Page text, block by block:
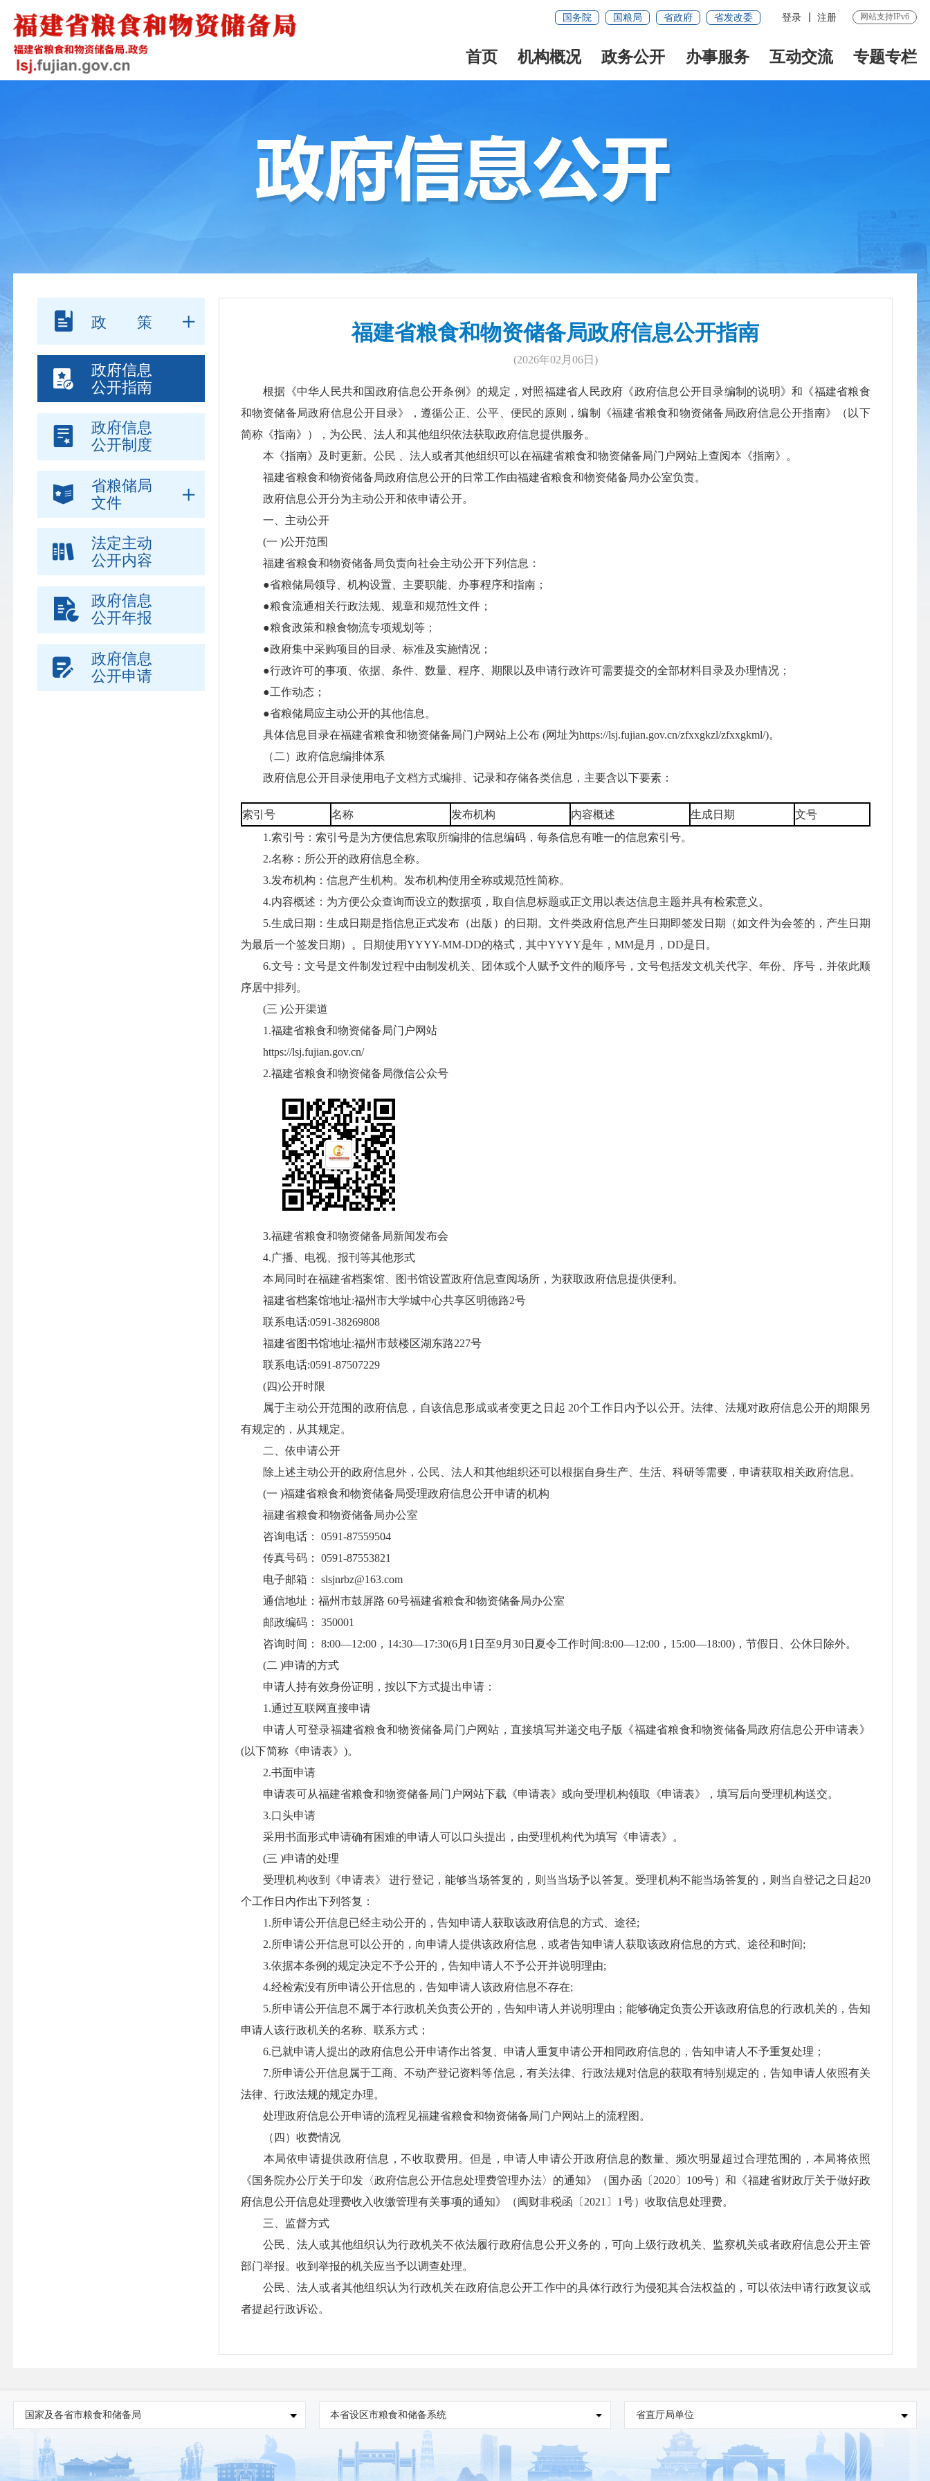
国务院 国粮局 省政府 省发改委 登录 注册 网站支持IPv6
首页 机构概况 政务公开 办事服务 互动交流 专题专栏
政 策
政府信息
公开指南
政府信息
公开制度
省粮储局
文件
法定主动
公开内容
政府信息
公开年报
政府信息
公开申请
福建省粮食和物资储备局政府信息公开指南
(2026年02月06日)
根据《中华人民共和国政府信息公开条例》的规定，对照福建省人民政府《政府信息公开目录编制的说明》和《福建省粮食
和物资储备局政府信息公开目录》，遵循公正、公平、便民的原则，编制《福建省粮食和物资储备局政府信息公开指南》（以下
简称《指南》），为公民、法人和其他组织依法获取政府信息提供服务。
本《指南》及时更新。公民 、法人或者其他组织可以在福建省粮食和物资储备局门户网站上查阅本《指南》。
福建省粮食和物资储备局政府信息公开的日常工作由福建省粮食和物资储备局办公室负责。
政府信息公开分为主动公开和依申请公开。
一、主动公开
(一 )公开范围
福建省粮食和物资储备局负责向社会主动公开下列信息：
●省粮储局领导、机构设置、主要职能、办事程序和指南；
●粮食流通相关行政法规、规章和规范性文件；
●粮食政策和粮食物流专项规划等；
●政府集中采购项目的目录、标准及实施情况；
●行政许可的事项、依据、条件、数量、程序、期限以及申请行政许可需要提交的全部材料目录及办理情况；
●工作动态；
●省粮储局应主动公开的其他信息。
具体信息目录在福建省粮食和物资储备局门户网站上公布 (网址为https://lsj.fujian.gov.cn/zfxxgkzl/zfxxgkml/)。
（二）政府信息编排体系
政府信息公开目录使用电子文档方式编排、记录和存储各类信息，主要含以下要素：
索引号 名称 发布机构 内容概述 生成日期
文号
1.索引号：索引号是为方便信息索取所编排的信息编码，每条信息有唯一的信息索引号。
2.名称：所公开的政府信息全称。
3.发布机构：信息产生机构。发布机构使用全称或规范性简称。
4.内容概述：为方便公众查询而设立的数据项，取自信息标题或正文用以表达信息主题并具有检索意义。
5.生成日期：生成日期是指信息正式发布（出版）的日期。文件类政府信息产生日期即签发日期（如文件为会签的，产生日期
为最后一个签发日期）。日期使用YYYY-MM-DD的格式，其中YYYY是年，MM是月，DD是日。
6.文号：文号是文件制发过程中由制发机关、团体或个人赋予文件的顺序号，文号包括发文机关代字、年份、序号，并依此顺
序居中排列。
(三 )公开渠道
1.福建省粮食和物资储备局门户网站
https://lsj.fujian.gov.cn/
2.福建省粮食和物资储备局微信公众号
3.福建省粮食和物资储备局新闻发布会
4.广播、电视、报刊等其他形式
本局同时在福建省档案馆、图书馆设置政府信息查阅场所，为获取政府信息提供便利。
福建省档案馆地址:福州市大学城中心共享区明德路2号
联系电话:0591-38269808
福建省图书馆地址:福州市鼓楼区湖东路227号
联系电话:0591-87507229
(四)公开时限
属于主动公开范围的政府信息，自该信息形成或者变更之日起 20个工作日内予以公开。法律、法规对政府信息公开的期限另
有规定的，从其规定。
二、依申请公开
除上述主动公开的政府信息外，公民、法人和其他组织还可以根据自身生产、生活、科研等需要，申请获取相关政府信息。
(一 )福建省粮食和物资储备局受理政府信息公开申请的机构
福建省粮食和物资储备局办公室
咨询电话： 0591-87559504
传真号码： 0591-87553821
电子邮箱： slsjnrbz@163.com
通信地址：福州市鼓屏路 60号福建省粮食和物资储备局办公室
邮政编码： 350001
咨询时间： 8:00—12:00，14:30—17:30(6月1日至9月30日夏令工作时间:8:00—12:00，15:00—18:00)，节假日、公休日除外。
(二 )申请的方式
申请人持有效身份证明，按以下方式提出申请：
1.通过互联网直接申请
申请人可登录福建省粮食和物资储备局门户网站，直接填写并递交电子版《福建省粮食和物资储备局政府信息公开申请表》
(以下简称《申请表》)。
2.书面申请
申请表可从福建省粮食和物资储备局门户网站下载《申请表》或向受理机构领取《申请表》，填写后向受理机构送交。
3.口头申请
采用书面形式申请确有困难的申请人可以口头提出，由受理机构代为填写《申请表》。
(三 )申请的处理
受理机构收到《申请表》 进行登记，能够当场答复的，则当当场予以答复。受理机构不能当场答复的，则当自登记之日起20
个工作日内作出下列答复：
1.所申请公开信息已经主动公开的，告知申请人获取该政府信息的方式、途径;
2.所申请公开信息可以公开的，向申请人提供该政府信息，或者告知申请人获取该政府信息的方式、途径和时间;
3.依据本条例的规定决定不予公开的，告知申请人不予公开并说明理由;
4.经检索没有所申请公开信息的，告知申请人该政府信息不存在;
5.所申请公开信息不属于本行政机关负责公开的，告知申请人并说明理由；能够确定负责公开该政府信息的行政机关的，告知
申请人该行政机关的名称、联系方式；
6.已就申请人提出的政府信息公开申请作出答复、申请人重复申请公开相同政府信息的，告知申请人不予重复处理；
7.所申请公开信息属于工商、不动产登记资料等信息，有关法律、行政法规对信息的获取有特别规定的，告知申请人依照有关
法律、行政法规的规定办理。
处理政府信息公开申请的流程见福建省粮食和物资储备局门户网站上的流程图。
（四）收费情况
本局依申请提供政府信息，不收取费用。但是，申请人申请公开政府信息的数量、频次明显超过合理范围的，本局将依照
《国务院办公厅关于印发〈政府信息公开信息处理费管理办法〉的通知》（国办函〔2020〕109号）和《福建省财政厅关于做好政
府信息公开信息处理费收入收缴管理有关事项的通知》（闽财非税函〔2021〕1号）收取信息处理费。
三、监督方式
公民、法人或其他组织认为行政机关不依法履行政府信息公开义务的，可向上级行政机关、监察机关或者政府信息公开主管
部门举报。收到举报的机关应当予以调查处理。
公民、法人或者其他组织认为行政机关在政府信息公开工作中的具体行政行为侵犯其合法权益的，可以依法申请行政复议或
者提起行政诉讼。
国家及各省市粮食和储备局 本省设区市粮食和储备系统 省直厅局单位